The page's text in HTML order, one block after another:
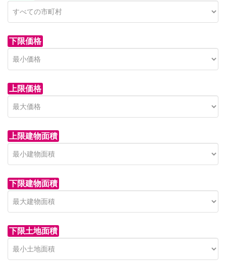
下限価格
上限価格
上限建物面積
下限建物面積
下限土地面積
青木新築分譲住宅
on call
Price on call
セン
850